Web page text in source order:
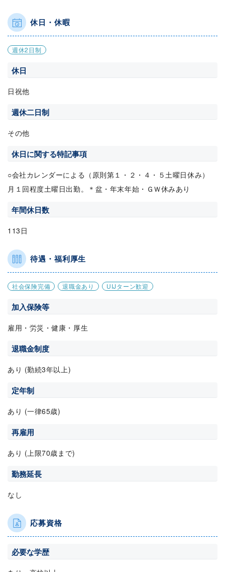
休日・休暇
週休2日制
休日
日祝他
週休二日制
その他
休日に関する特記事項
○会社カレンダーによる（原則第１・２・４・５土曜日休み）
月１回程度土曜日出勤。＊盆・年末年始・ＧＷ休みあり
年間休日数
113日
待遇・福利厚生
社会保険完備 退職金あり UIJターン歓迎
加入保険等
雇用・労災・健康・厚生
退職金制度
あり (勤続3年以上)
定年制
あり (一律65歳)
再雇用
あり (上限70歳まで)
勤務延長
なし
応募資格
必要な学歴